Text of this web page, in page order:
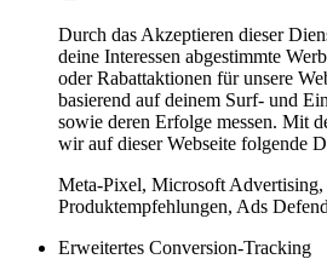
Durch das Akzeptieren dieser
deine Interessen abgestimmte
oder Rabattaktionen für unsere
basierend auf deinem Surf- und
sowie deren Erfolge messen. Mit
wir auf dieser Webseite folgende
Meta-Pixel, Microsoft
Produktempfehlungen, Ads
Erweitertes Conversion-Tracking